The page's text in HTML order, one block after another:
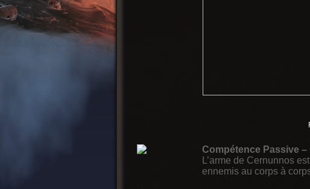
Compétence Passive
L’arme de Cernunnos
ennemis au corps à